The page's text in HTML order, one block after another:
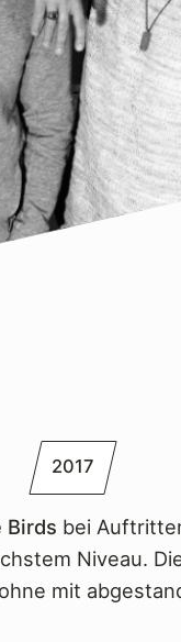
2017
Birds bei
Niveau.
mit